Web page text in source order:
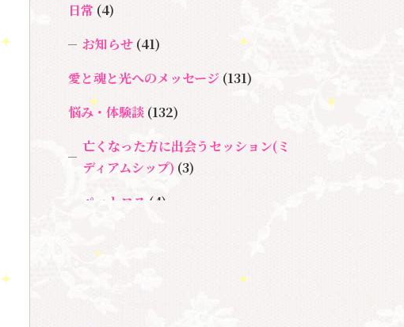
＃マインドブロックバ
スター養成講座
＃心のブロック
める
日常 (4)
お知らせ(41)
愛と魂と光へのメッセージ (131)
悩み・体験談 (132)
亡くなった方に出会うセッション(ミ
ディアムシップ) (3)
ペットロス (4)